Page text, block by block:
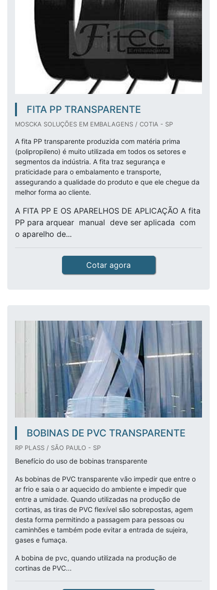
FITA PP TRANSPARENTE
MOSCKA SOLUÇÕES EM EMBALAGENS / COTIA - SP
A fita PP transparente produzida com matéria prima
(polipropileno) é muito utilizada em todos os setores e
segmentos da indústria. A fita traz segurança e
praticidade para o embalamento e transporte,
assegurando a qualidade do produto e que ele chegue da
melhor forma ao cliente.
A FITA PP E OS APARELHOS DE APLICAÇÃO A fita
PP para arquear manual deve ser aplicada com
o aparelho de...
Cotar agora
BOBINAS DE PVC TRANSPARENTE
RP PLASS / SÃO PAULO - SP
Benefício do uso de bobinas transparente
As bobinas de PVC transparente vão impedir que entre o
ar frio e saia o ar aquecido do ambiente e impedir que
entre a umidade. Quando utilizadas na produção de
cortinas, as tiras de PVC flexível são sobrepostas, agem
desta forma permitindo a passagem para pessoas ou
caminhões e também pode evitar a entrada de sujeira,
gases e fumaça.
A bobina de pvc, quando utilizada na produção de
cortinas de PVC...